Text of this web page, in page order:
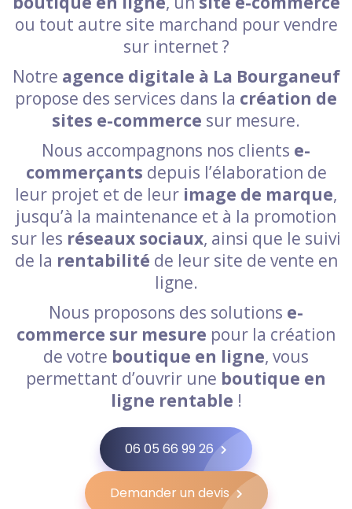
ou tout autre site marchand pour vendre
sur internet ?
Notre agence digitale à La Bourganeuf
propose des services dans la création de
sites e-commerce sur mesure.
Nous accompagnons nos clients e-
commerçants depuis l’élaboration de
leur projet et de leur image de marque,
jusqu’à la maintenance et à la promotion
sur les réseaux sociaux, ainsi que le suivi
de la rentabilité de leur site de vente en
ligne.
Nous proposons des solutions e-
commerce sur mesure pour la création
de votre boutique en ligne, vous
permettant d’ouvrir une boutique en
ligne rentable !
06 05 66 99 26
Demander un devis